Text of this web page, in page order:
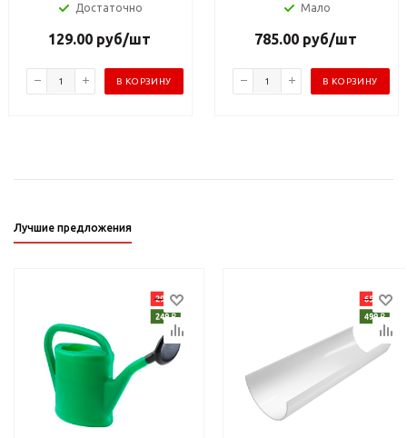
Достаточно
129.00руб/шт
В КОРЗИНУ
Мало
785.00руб/шт
В КОРЗИНУ
Лучшие предложения